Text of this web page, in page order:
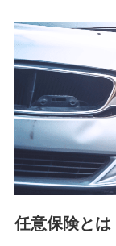
【共同して利用
当社又は株式会
した、以下の情
基本情報
氏名、電話番
属性、連絡先
報。例として
構成、住所、
含まれます。
当社又は株式
任意保険とは